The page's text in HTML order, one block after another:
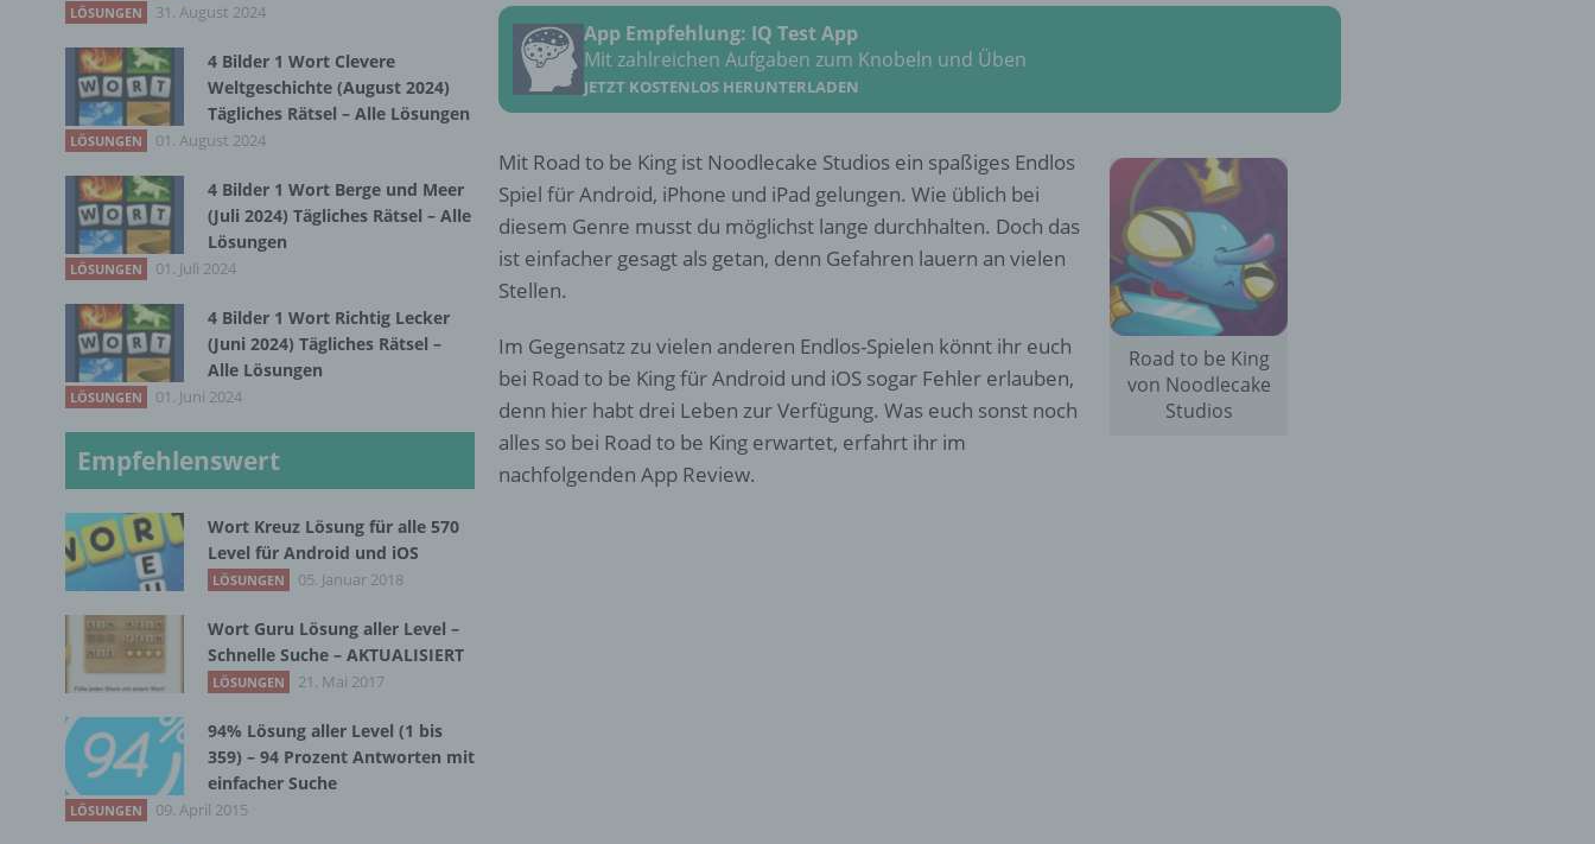
App Empfehlung: IQ Test App
Mit zahlreichen Aufgaben zum Knobeln und Üben
JETZT KOSTENLOS HERUNTERLADEN
Road to be King
von Noodlecake
Studios
Mit Road to be King ist Noodlecake Studios ein spaßiges Endlos
Spiel für Android, iPhone und iPad gelungen. Wie üblich bei
diesem Genre musst du möglichst lange durchhalten. Doch das
ist einfacher gesagt als getan, denn Gefahren lauern an vielen
Stellen.
Im Gegensatz zu vielen anderen Endlos-Spielen könnt ihr euch
bei Road to be King für Android und iOS sogar Fehler erlauben,
denn hier habt drei Leben zur Verfügung. Was euch sonst noch
alles so bei Road to be King erwartet, erfahrt ihr im
nachfolgenden App Review.
LÖSUNGEN 31. August 2024
4 Bilder 1 Wort Clevere
Weltgeschichte (August 2024)
Tägliches Rätsel – Alle Lösungen
LÖSUNGEN 01. August 2024
4 Bilder 1 Wort Berge und Meer
(Juli 2024) Tägliches Rätsel – Alle
Lösungen
LÖSUNGEN 01. Juli 2024
4 Bilder 1 Wort Richtig Lecker
(Juni 2024) Tägliches Rätsel –
Alle Lösungen
LÖSUNGEN 01. Juni 2024
Empfehlenswert
Wort Kreuz Lösung für alle 570
Level für Android und iOS
LÖSUNGEN 05. Januar 2018
Wort Guru Lösung aller Level –
Schnelle Suche – AKTUALISIERT
LÖSUNGEN 21. Mai 2017
94% Lösung aller Level (1 bis
359) – 94 Prozent Antworten mit
einfacher Suche
LÖSUNGEN 09. April 2015